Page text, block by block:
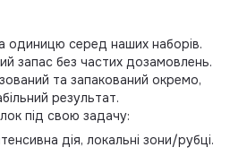
одиницю серед наших наборів.
запас без частих дозамовлень.
та запакований окремо,
результат.
під свою задачу:
дія, локальні зони/рубці.